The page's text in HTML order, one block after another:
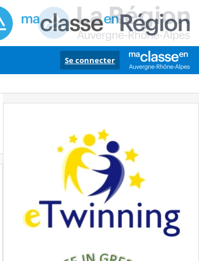
Se connecter